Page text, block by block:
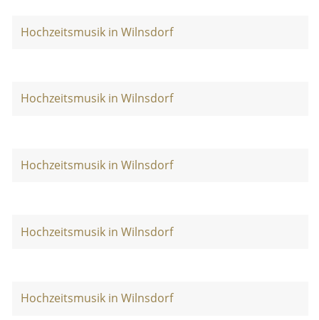
Hochzeitsmusik in Wilnsdorf
Hochzeitsmusik in Wilnsdorf
Hochzeitsmusik in Wilnsdorf
Hochzeitsmusik in Wilnsdorf
Hochzeitsmusik in Wilnsdorf